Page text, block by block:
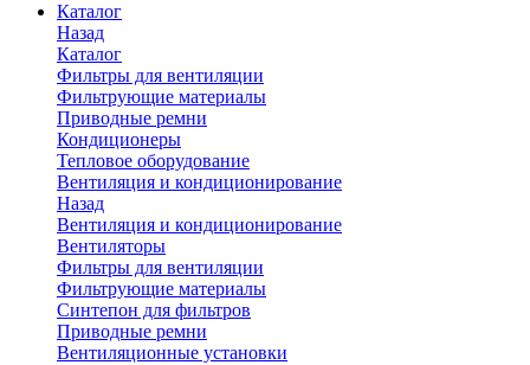
Каталог
Назад
Каталог
Фильтры для вентиляции
Фильтрующие материалы
Приводные ремни
Кондиционеры
Тепловое оборудование
Вентиляция и кондиционирование
Назад
Вентиляция и кондиционирование
Вентиляторы
Фильтры для вентиляции
Фильтрующие материалы
Синтепон для фильтров
Приводные ремни
Вентиляционные установки